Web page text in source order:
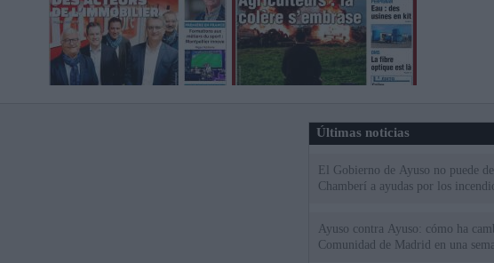
Últimas noticias
El Gobierno de Ayuso no puede
Chamberí a ayudas por los
Ayuso contra Ayuso: cómo ha
Comunidad de Madrid en una